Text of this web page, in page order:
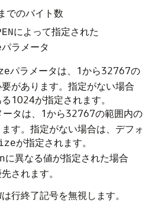
でのバイト数
によって指定された
パラメータ
パラメータは、1から32767の
があります。指定がない場合
1024が指定されます。
ータは、1から32767の範囲内の
す。指定がない場合は、デフォ
が指定されます。
に異なる値が指定された場合
されます。
は行終了記号を無視します。